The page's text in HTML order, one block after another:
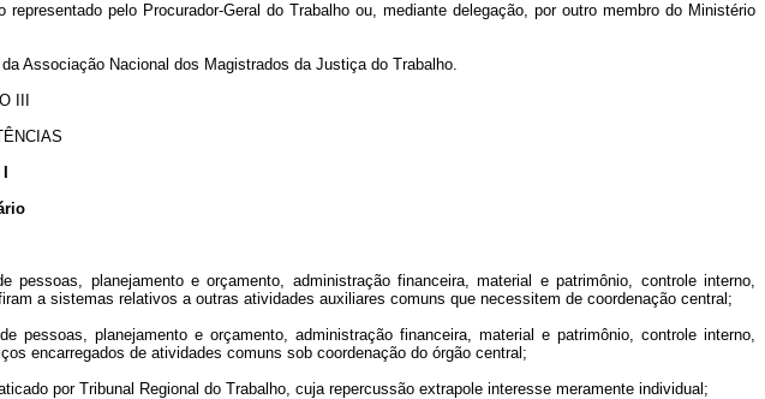
pelo Procurador-Geral do Trabalho ou, mediante delegação, por outro membro do Ministério
Associação Nacional dos Magistrados da Justiça do Trabalho.
III
planejamento e orçamento, administração financeira, material e patrimônio, controle interno,
a sistemas relativos a outras atividades auxiliares comuns que necessitem de coordenação central;
planejamento e orçamento, administração financeira, material e patrimônio, controle interno,
encarregados de atividades comuns sob coordenação do órgão central;
por Tribunal Regional do Trabalho, cuja repercussão extrapole interesse meramente individual;